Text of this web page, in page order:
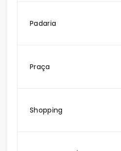
Padaria
Praça
Shopping